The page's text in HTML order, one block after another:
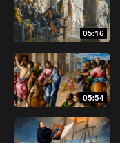
05:16
05:54